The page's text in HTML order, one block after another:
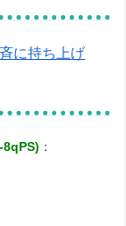
に持ち上げ
8qPS) ：